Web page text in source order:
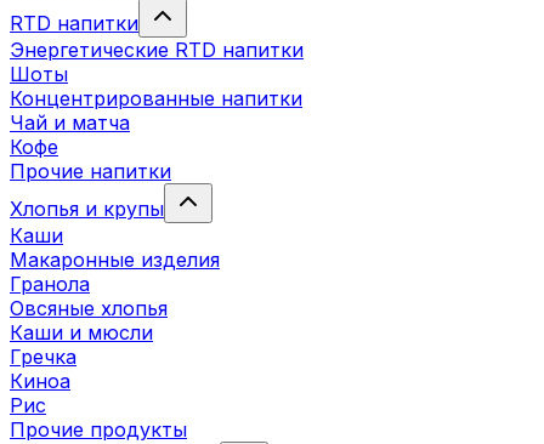
RTD напитки
Энергетические RTD напитки
Шоты
Концентрированные напитки
Чай и матча
Кофе
Прочие напитки
Хлопья и крупы
Каши
Макаронные изделия
Гранола
Овсяные хлопья
Каши и мюсли
Гречка
Киноа
Рис
Прочие продукты